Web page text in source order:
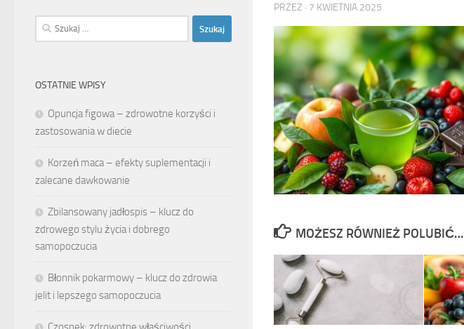
PRZEZ · 7 KWIETNIA 2025
MOŻESZ RÓWNIEŻ POLUBIĆ…
Szukaj:
OSTATNIE WPISY
Opuncja figowa – zdrowotne korzyści i
zastosowania w diecie
Korzeń maca – efekty suplementacji i
zalecane dawkowanie
Zbilansowany jadłospis – klucz do
zdrowego stylu życia i dobrego
samopoczucia
Błonnik pokarmowy – klucz do zdrowia
jelit i lepszego samopoczucia